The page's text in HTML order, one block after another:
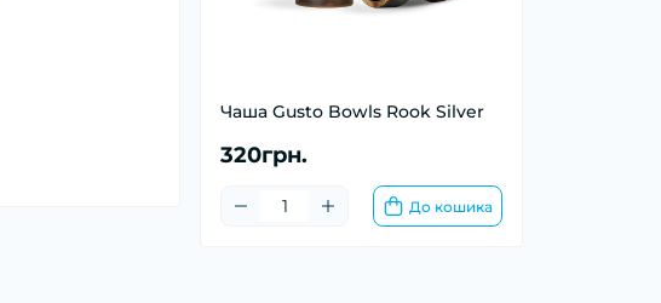
Чаша Gusto Bowls Rook Silver
320грн.
До кошика